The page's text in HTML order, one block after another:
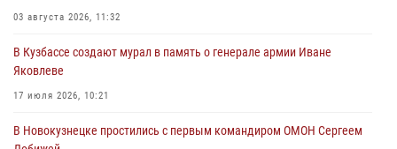
03 августа 2026, 11:32
В Кузбассе создают мурал в память о генерале армии Иване
Яковлеве
17 июля 2026, 10:21
В Новокузнецке простились с первым командиром ОМОН Сергеем